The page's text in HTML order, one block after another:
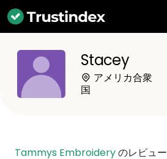
Stacey
アメリカ合衆
国
Tammys Embroideryのレビュー